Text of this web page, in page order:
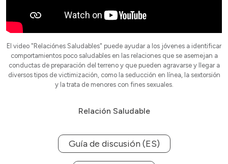
El video "Relaciónes Saludables" puede ayudar a los jóvenes a identificar
comportamientos poco saludables en las relaciones que se asemejan a
conductas de preparación del terreno y que pueden agravarse y llegar a
diversos tipos de victimización, como la seducción en línea, la sextorsión
y la trata de menores con fines sexuales.
Relación Saludable
Guía de discusión (ES)